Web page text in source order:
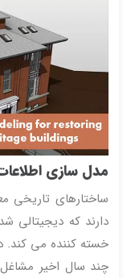
مدل سازی
ساختارهای تاریخی
دارند که دیجیتالی
خسته کننده می کند.
چند سال اخیر مشاغل